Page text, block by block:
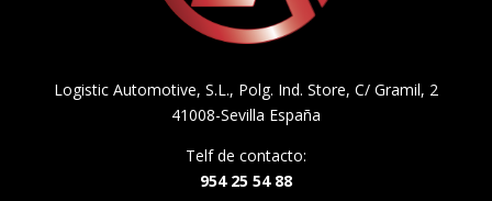
Logistic Automotive, S.L., Polg. Ind. Store, C/ Gramil, 2
41008-Sevilla España
Telf de contacto:
954 25 54 88